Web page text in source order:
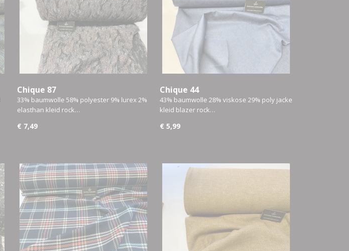
Chique 87
33% baumwolle 58% polyester 9% lurex 2%
elasthan kleid rock…
€ 7,49
Chique 44
43% baumwolle 28% viskose 29% poly jacke
kleid blazer rock…
€ 5,99